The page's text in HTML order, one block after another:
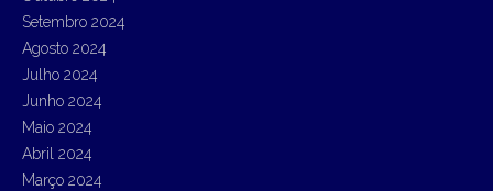
Setembro 2024
Agosto 2024
Julho 2024
Junho 2024
Maio 2024
Abril 2024
Março 2024